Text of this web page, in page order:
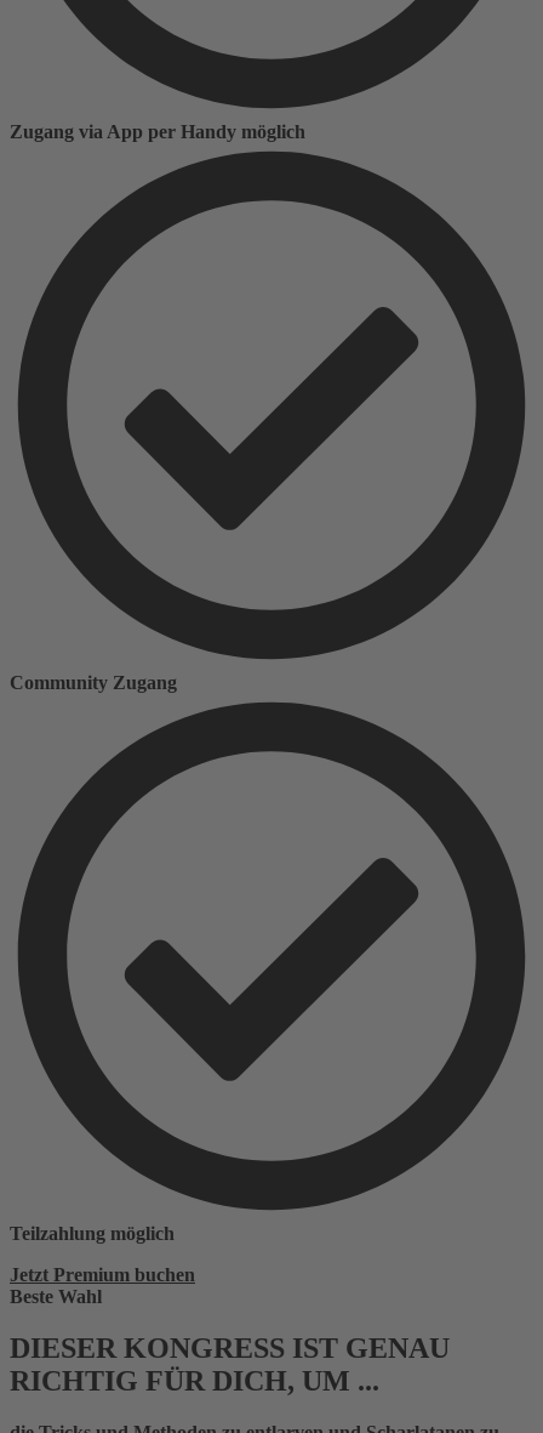
Zugang via App per Handy möglich
Community Zugang
Teilzahlung möglich
Jetzt Premium buchen
Beste Wahl
DIESER KONGRESS IST GENAU
RICHTIG FÜR DICH, UM ...